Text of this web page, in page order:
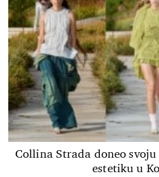
Collina Strada doneo
estetiku u